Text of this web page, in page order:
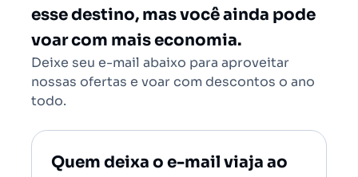
esse destino, mas você ainda pode
voar com mais economia.
Deixe seu e-mail abaixo para aproveitar
nossas ofertas e voar com descontos o ano
todo.
Quem deixa o e-mail viaja ao